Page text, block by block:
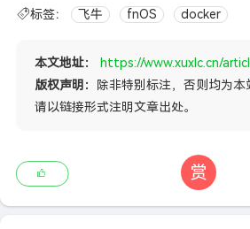
标签： 飞牛 fnOS docker
本文地址：
https://www.xuxlc.cn/
版权声明：
除非特别标注，否则均为
请以链接形式注明文章出处。
赏